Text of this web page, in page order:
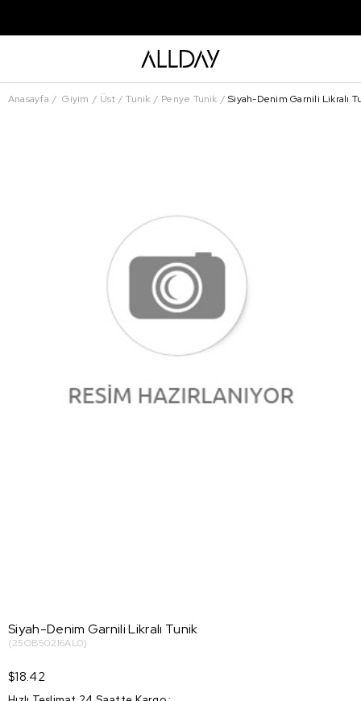
Anasayfa Giyim Üst Tunik Penye Tunik Siyah-Denim Garnili Likralı
Siyah-Denim Garnili Likralı Tunik
(25OB50216AL0)
$18.42